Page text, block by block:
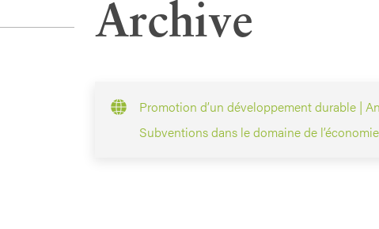
Archive
Promotion d’un développement durable |
Subventions dans le domaine de